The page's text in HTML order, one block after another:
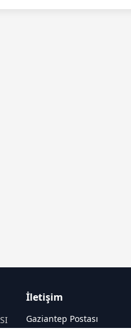
İletişim
Gaziantep Postası